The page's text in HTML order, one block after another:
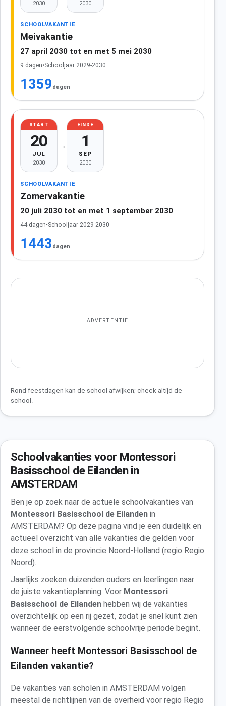
2030 2030
SCHOOLVAKANTIE
Meivakantie
27 april 2030 tot en met 5 mei 2030
9 dagen•Schooljaar 2029-2030
1359 dagen
START
20
JUL
2030
→
EINDE
1
SEP
2030
SCHOOLVAKANTIE
Zomervakantie
20 juli 2030 tot en met 1 september 2030
44 dagen•Schooljaar 2029-2030
1443 dagen
ADVERTENTIE
Rond feestdagen kan de school afwijken; check altijd de
school.
Schoolvakanties voor Montessori
Basisschool de Eilanden in
AMSTERDAM
Ben je op zoek naar de actuele schoolvakanties van
Montessori Basisschool de Eilanden in
AMSTERDAM? Op deze pagina vind je een duidelijk en
actueel overzicht van alle vakanties die gelden voor
deze school in de provincie Noord-Holland (regio Regio
Noord).
Jaarlijks zoeken duizenden ouders en leerlingen naar
de juiste vakantieplanning. Voor Montessori
Basisschool de Eilanden hebben wij de vakanties
overzichtelijk op een rij gezet, zodat je snel kunt zien
wanneer de eerstvolgende schoolvrije periode begint.
Wanneer heeft Montessori Basisschool de
Eilanden vakantie?
De vakanties van scholen in AMSTERDAM volgen
meestal de richtlijnen van de overheid voor regio Regio